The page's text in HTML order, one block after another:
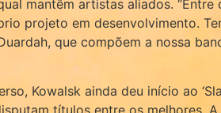
mantêm artistas aliados.
projeto em desenvolvimento.
que compõem a nossa
Kowalsk ainda deu início ao